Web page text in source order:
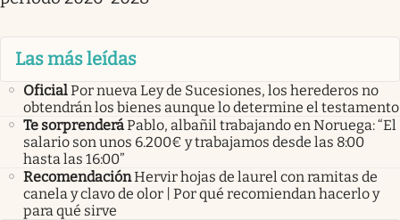
Las más leídas
OficialPor nueva Ley de Sucesiones, los herederos no
obtendrán los bienes aunque lo determine el testamento
Te sorprenderáPablo, albañil trabajando en Noruega: “El
salario son unos 6.200€ y trabajamos desde las 8:00
hasta las 16:00”
RecomendaciónHervir hojas de laurel con ramitas de
canela y clavo de olor | Por qué recomiendan hacerlo y
para qué sirve